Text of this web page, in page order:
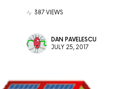
387 VIEWS
DAN PAVELESCU
JULY 25, 2017